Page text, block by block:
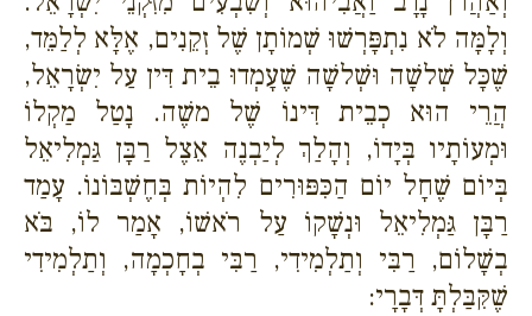
וְלָמָּה לֹא נִתְפָּרְשׁוּ שְׁמוֹתָן שֶׁל זְקֵנִים, אֶלָּא לְלַמֵּד,
שֶׁכָּל שְׁלשָׁה וּשְׁלשָׁה שֶׁעָמְדוּ בֵית דִּין עַל יִשְׂרָאֵל,
הֲרֵי הוּא כְבֵית דִּינוֹ שֶׁל משֶׁה. נָטַל מַקְלוֹ
וּמְעוֹתָיו בְּיָדוֹ, וְהָלַךְ לְיַבְנֶה אֵצֶל רַבָּן גַּמְלִיאֵל
בְּיוֹם שֶׁחָל יוֹם הַכִּפּוּרִים לִהְיוֹת בְּחֶשְׁבּוֹנוֹ. עָמַד
רַבָּן גַּמְלִיאֵל וּנְשָׁקוֹ עַל רֹאשׁוֹ, אָמַר לוֹ, בֹּא
בְשָׁלוֹם, רַבִּי וְתַלְמִידִי, רַבִּי בְחָכְמָה, וְתַלְמִידִי
שֶׁקִּבַּלְתָּ דְּבָרָי: